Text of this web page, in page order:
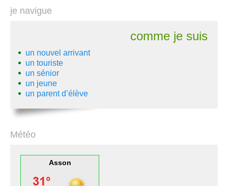
je navigue
comme je suis
un nouvel arrivant
un touriste
un sénior
un jeune
un parent d’élève
Météo
Asson